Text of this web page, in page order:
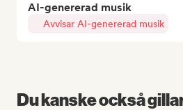
AI-genererad musik
Avvisar AI-genererad musik
Du kanske också